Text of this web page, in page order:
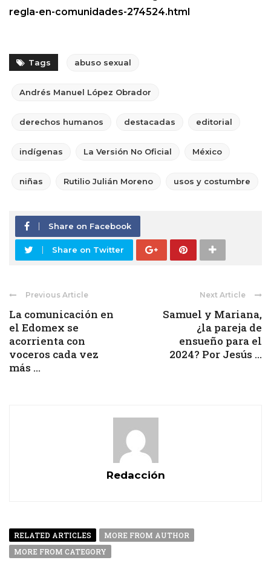
regla-en-comunidades-274524.html
Tags abuso sexual
Andrés Manuel López Obrador
derechos humanos destacadas editorial
indígenas La Versión No Oficial México
niñas Rutilio Julián Moreno usos y costumbre
Share on Facebook
Share on Twitter
Previous Article
La comunicación en
el Edomex se
acorrienta con
voceros cada vez
más ...
Next Article
Samuel y Mariana,
¿la pareja de
ensueño para el
2024? Por Jesús ...
Redacción
RELATED ARTICLES
MORE FROM AUTHOR
MORE FROM CATEGORY